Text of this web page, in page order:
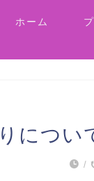
ホーム
につい
/